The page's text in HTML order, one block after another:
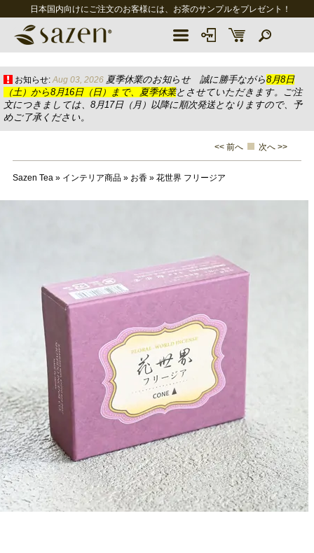
日本国内向けにご注文のお客様には、お茶のサンプルをプレゼント！
お知らせ: Aug 03, 2026 夏季休業のお知らせ 誠に勝手ながら8月8日
（土）から8月16日（日）まで、夏季休業とさせていただきます。ご注
文につきましては、8月17日（月）以降に順次発送となりますので、予
めご了承ください。
<< 前へ 次へ >>
Sazen Tea» インテリア商品» お香» 花世界 フリージア